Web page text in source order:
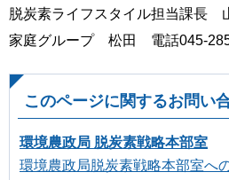
脱炭素ライフスタイル担当課長
家庭グループ 松田 電話045-
このページに関するお問い
環境農政局 脱炭素戦略本部室
環境農政局脱炭素戦略本部室へ